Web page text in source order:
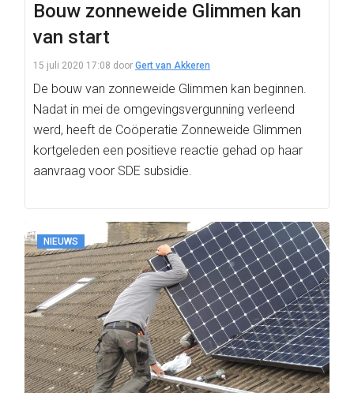
Bouw zonneweide Glimmen kan
van start
15 juli 2020 17:08 door Gert van Akkeren
De bouw van zonneweide Glimmen kan beginnen.
Nadat in mei de omgevingsvergunning verleend
werd, heeft de Coöperatie Zonneweide Glimmen
kortgeleden een positieve reactie gehad op haar
aanvraag voor SDE subsidie.
NIEUWS